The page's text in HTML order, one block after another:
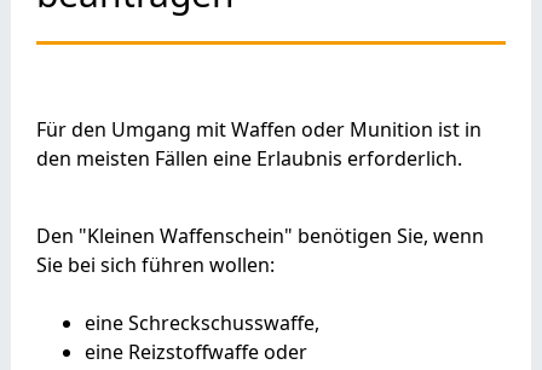
Für den Umgang mit Waffen oder Munition ist in
den meisten Fällen eine Erlaubnis erforderlich.
Den "Kleinen Waffenschein" benötigen Sie, wenn
Sie bei sich führen wollen:
eine Schreckschusswaffe,
eine Reizstoffwaffe oder